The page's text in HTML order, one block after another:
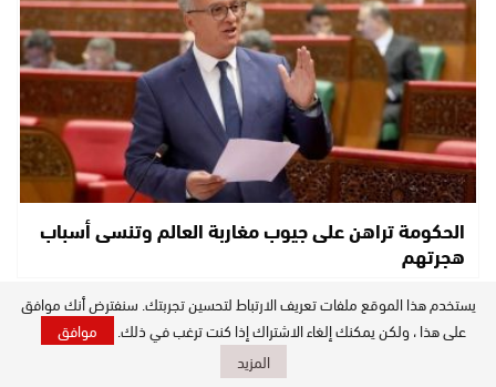
الحكومة تراهن على جيوب مغاربة العالم وتنسى أسباب
هجرتهم
جهة الصحراء
يستخدم هذا الموقع ملفات تعريف الارتباط لتحسين تجربتك. سنفترض أنك موافق
على هذا ، ولكن يمكنك إلغاء الاشتراك إذا كنت ترغب في ذلك.
موافق
المزيد